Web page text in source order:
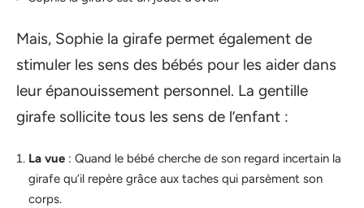
Mais, Sophie la girafe permet également de
stimuler les sens des bébés pour les aider dans
leur épanouissement personnel. La gentille
girafe sollicite tous les sens de l’enfant :
La vue : Quand le bébé cherche de son regard incertain la
girafe qu’il repère grâce aux taches qui parsèment son
corps.